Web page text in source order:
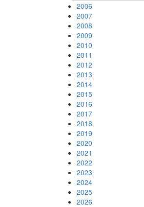
2006
2007
2008
2009
2010
2011
2012
2013
2014
2015
2016
2017
2018
2019
2020
2021
2022
2023
2024
2025
2026